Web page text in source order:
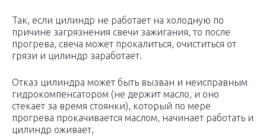
Так, если цилиндр не работает на холодную по
причине загрязнения свечи зажигания, то после
прогрева, свеча может прокалиться, очиститься от
грязи и цилиндр заработает.
Отказ цилиндра может быть вызван и неисправным
гидрокомпенсатором (не держит масло, и оно
стекает за время стоянки), который по мере
прогрева прокачивается маслом, начинает работать и
цилиндр оживает,